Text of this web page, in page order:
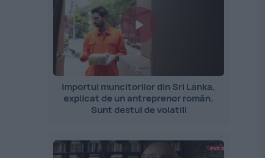
Importul muncitorilor din Sri Lanka,
explicat de un antreprenor român.
Sunt destul de volatili